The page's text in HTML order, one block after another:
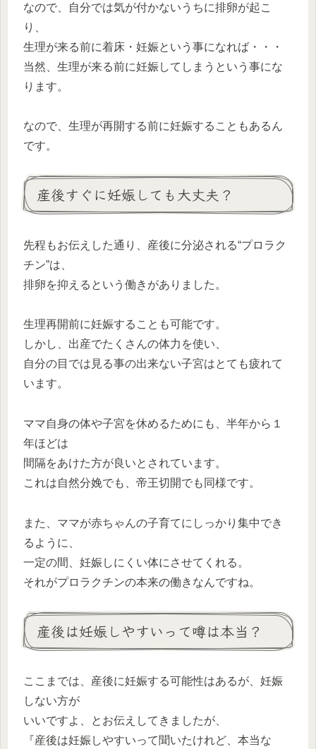
なので、自分では気が付かないうちに排卵が起こ
り、
生理が来る前に着床・妊娠という事になれば・・・
当然、生理が来る前に妊娠してしまうという事にな
ります。
なので、生理が再開する前に妊娠することもあるん
です。
産後すぐに妊娠しても大丈夫？
先程もお伝えした通り、産後に分泌される“プロラク
チン”は、
排卵を抑えるという働きがありました。
生理再開前に妊娠することも可能です。
しかし、出産でたくさんの体力を使い、
自分の目では見る事の出来ない子宮はとても疲れて
います。
ママ自身の体や子宮を休めるためにも、半年から１
年ほどは
間隔をあけた方が良いとされています。
これは自然分娩でも、帝王切開でも同様です。
また、ママが赤ちゃんの子育てにしっかり集中でき
るように、
一定の間、妊娠しにくい体にさせてくれる。
それがプロラクチンの本来の働きなんですね。
産後は妊娠しやすいって噂は本当？
ここまでは、産後に妊娠する可能性はあるが、妊娠
しない方が
いいですよ、とお伝えしてきましたが、
『産後は妊娠しやすいって聞いたけれど、本当な